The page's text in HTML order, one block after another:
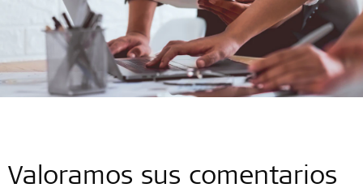
Valoramos sus comentarios